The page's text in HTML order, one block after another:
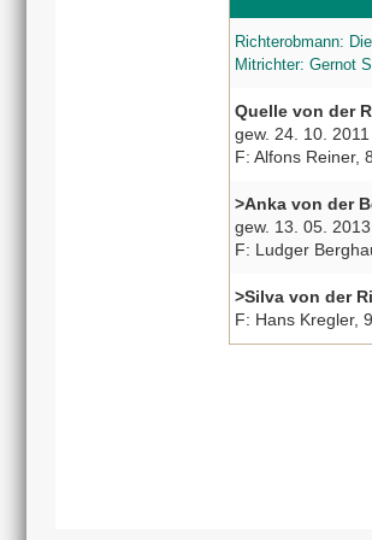
Richterobmann:
Mitrichter: Gernot
Quelle von der
gew. 24. 10. 2011
F: Alfons Reiner,
>Anka von der
gew. 13. 05. 2013
F: Ludger
>Silva von der
F: Hans Kregler,